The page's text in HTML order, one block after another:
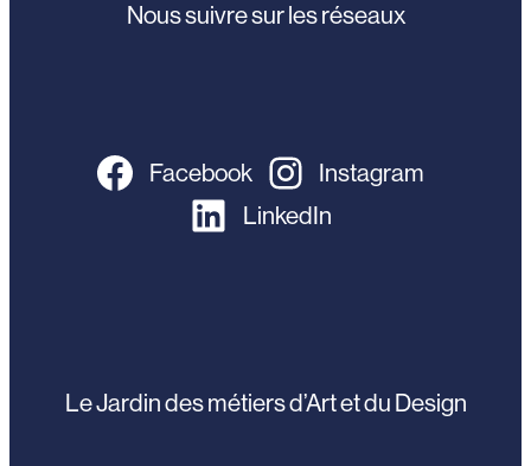
Nous suivre sur les réseaux
Facebook
Instagram
LinkedIn
Le Jardin des métiers d’Art et du Design